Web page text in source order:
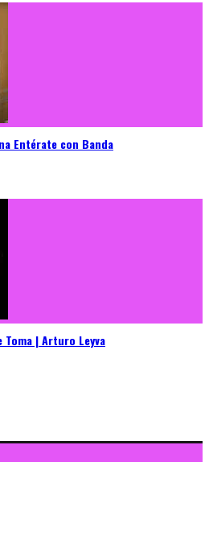
Entérate con Banda
Toma | Arturo Leyva